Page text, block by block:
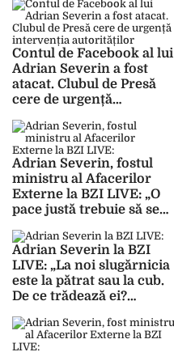
a văzut. Azi îl vedem și
nu e”
Contul de Facebook al lui
Adrian Severin a fost
atacat. Clubul de Presă
cere de urgență
Adrian Severin, fostul
ministru al Afacerilor
Externe la BZI LIVE: „O
pace justă trebuie să se
fiecărui stat să-şi decidă
soarta, pe respectul
suveranităţii şi să nu ne
bazăm pe existenţa unui
singur set de valori în
lume”
Adrian Severin la BZI
LIVE: „La noi slugărnicia
este la pătrat sau la cub.
De ce trădează ei?